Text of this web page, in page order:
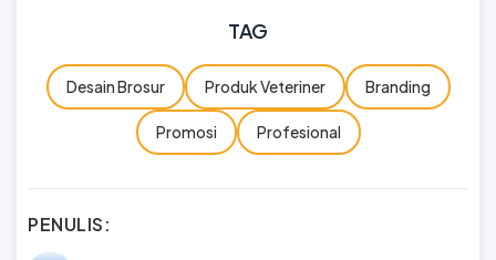
TAG
Desain Brosur Produk Veteriner Branding
Promosi Profesional
PENULIS: